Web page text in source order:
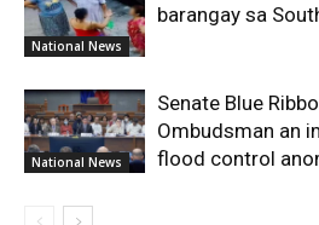
National News
barangay sa
National News
Senate Blue
Ombudsman an
flood control